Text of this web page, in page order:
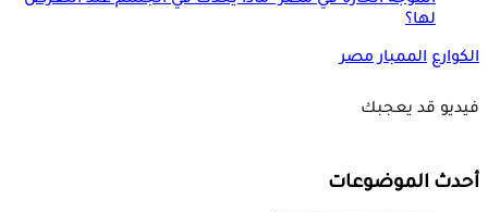
لها؟
الكوارع الممبار مصر
فيديو قد يعجبك
أحدث الموضوعات